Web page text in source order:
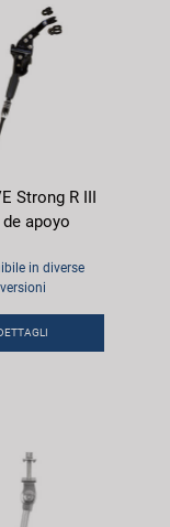
Strong R III
de apoyo
in diverse
versioni